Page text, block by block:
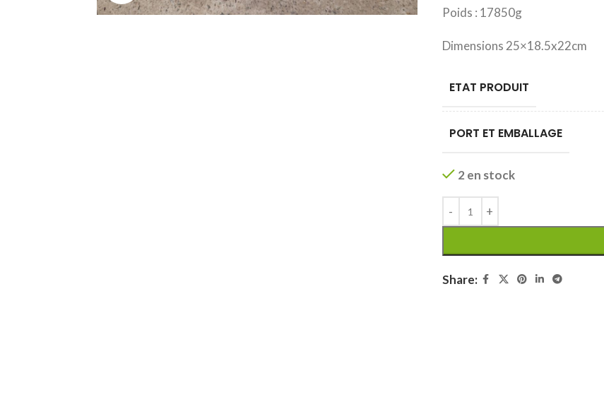
Poids : 17850g
Dimensions 25×18.5x22cm
ETAT PRODUIT
PORT ET EMBALLAGE
2 en stock
Share: